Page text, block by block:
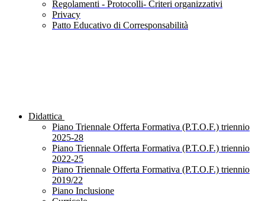
Regolamenti - Protocolli- Criteri organizzativi
Privacy
Patto Educativo di Corresponsabilità
Didattica
Piano Triennale Offerta Formativa (P.T.O.F.) triennio
2025-28
Piano Triennale Offerta Formativa (P.T.O.F.) triennio
2022-25
Piano Triennale Offerta Formativa (P.T.O.F.) triennio
2019/22
Piano Inclusione